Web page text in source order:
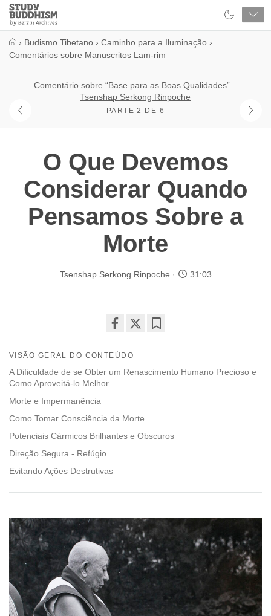
Close
Study
Buddhism
› Budismo Tibetano › Caminho para a Iluminação ›
Comentários sobre Manuscritos Lam-rim
Comentário sobre “Base para as Boas Qualidades” –
Tsenshap Serkong Rinpoche
PARTE 2 DE 6
O Que Devemos
Considerar Quando
Pensamos Sobre a
Morte
Tsenshap Serkong Rinpoche 31:03
on
facebook
VISÃO GERAL DO CONTEÚDO
A Dificuldade de se Obter um Renascimento Humano Precioso e
Como Aproveitá-lo Melhor
Morte e Impermanência
Como Tomar Consciência da Morte
Potenciais Cármicos Brilhantes e Obscuros
Direção Segura - Refúgio
Evitando Ações Destrutivas